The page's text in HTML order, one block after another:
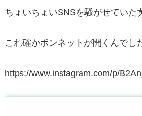
ちょいちょいSNSを騒がせていた
これ確かボンネットが開くんでし
https://www.instagram.com/p/